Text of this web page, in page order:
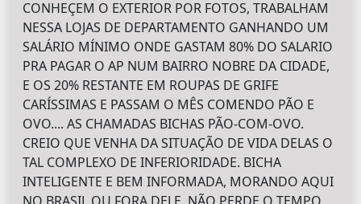
CONHEÇEM O EXTERIOR POR FOTOS, TRABALHAM
NESSA LOJAS DE DEPARTAMENTO GANHANDO UM
SALÁRIO MÍNIMO ONDE GASTAM 80% DO SALARIO
PRA PAGAR O AP NUM BAIRRO NOBRE DA CIDADE,
E OS 20% RESTANTE EM ROUPAS DE GRIFE
CARÍSSIMAS E PASSAM O MÊS COMENDO PÃO E
OVO.... AS CHAMADAS BICHAS PÃO-COM-OVO.
CREIO QUE VENHA DA SITUAÇÃO DE VIDA DELAS O
TAL COMPLEXO DE INFERIORIDADE. BICHA
INTELIGENTE E BEM INFORMADA, MORANDO AQUI